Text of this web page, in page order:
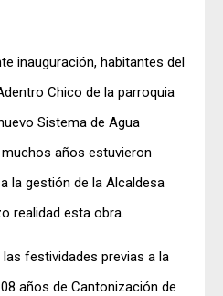
inauguración, habitantes del
Chico de la parroquia
Sistema de Agua
años estuvieron
la gestión de la Alcaldesa
realidad esta obra.
festividades previas a la
años de Cantonización de